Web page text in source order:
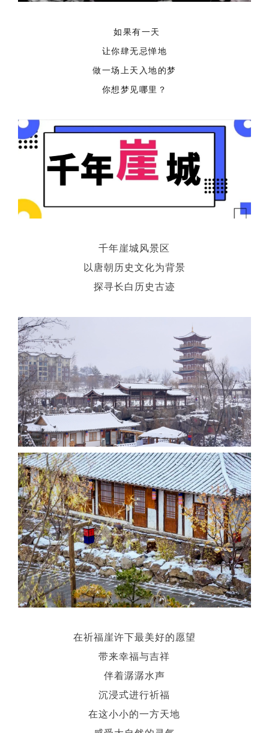
如果有一天
让你肆无忌惮地
做一场上天入地的梦
你想梦见哪里？
千年崖城风景区
以唐朝历史文化为背景
探寻长白历史古迹
在祈福崖许下最美好的愿望
带来幸福与吉祥
伴着潺潺水声
沉浸式进行祈福
在这小小的一方天地